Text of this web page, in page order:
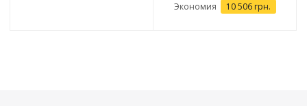
Экономия 10 506 грн.